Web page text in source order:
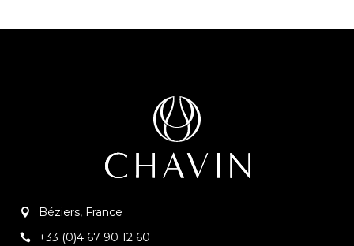
Béziers, France
+33 (0)4 67 90 12 60